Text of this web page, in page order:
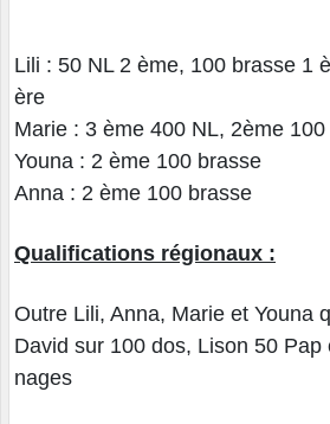
Lili : 50 NL 2 ème, 100 brasse 1
ère
Marie : 3 ème 400 NL, 2ème
Youna : 2 ème 100 brasse
Anna : 2 ème 100 brasse
Qualifications régionaux :
Outre Lili, Anna, Marie et Youna
David sur 100 dos, Lison 50
nages